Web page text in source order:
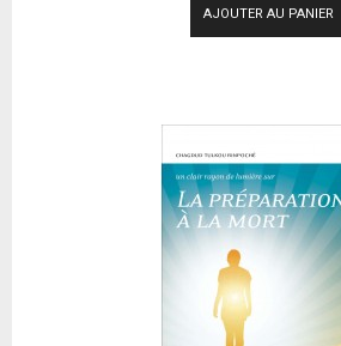
AJOUTER AU PANIER